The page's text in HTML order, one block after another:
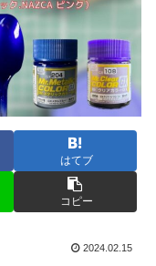
はてブ
コピー
2024.02.15